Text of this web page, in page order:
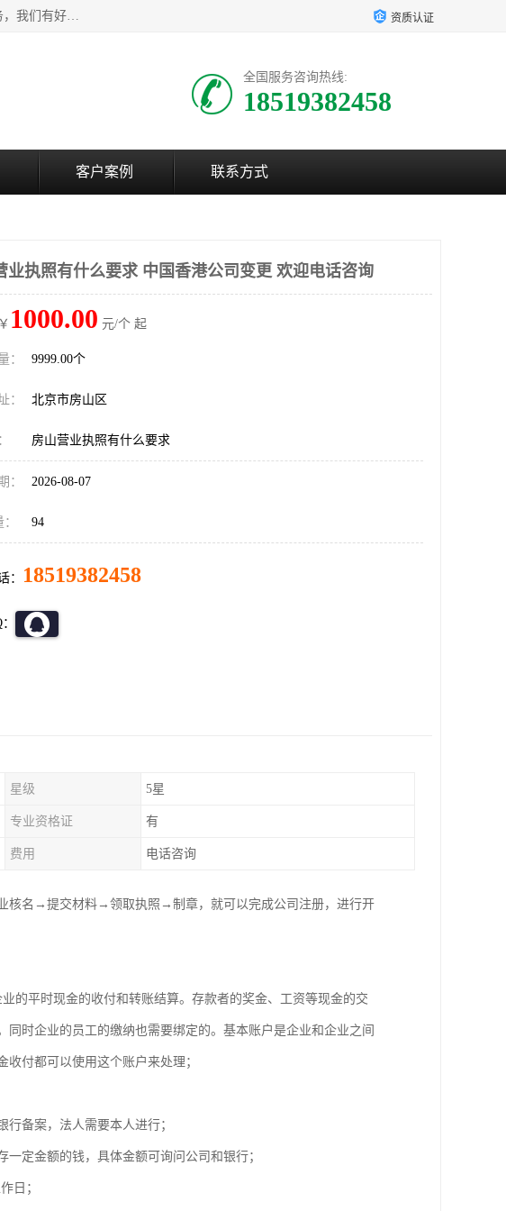
北京企铭星科技有限公司主要经营国家局疑难核名服务。我们始终为客户提供好的产品和技术支持、健全的售后服务，我们有好的产品和专业的销售和技术团队，我公司属于北京企业管理及投资咨询黄页行业，如果您对我公司的产品服务有兴趣，期待您在线留言或者来电咨询。 资质认证
全国服务咨询热线:
18519382458
客户案例 联系方式
业执照有什么要求 中国香港公司变更 欢迎电话咨询
1000.00 元/个 起
： 9999.00个
： 北京市房山区
房山营业执照有什么要求
： 2026-08-07
94
： 18519382458
星级 5星
专业资格证 有
费用 电话咨询
核名→提交材料→领取执照→制章，就可以完成公司注册，进行开
的平时现金的收付和转账结算。存款者的奖金、工资等现金的交
时企业的员工的缴纳也需要绑定的。基本账户是企业和企业之间
收付都可以使用这个账户来处理；
银行备案，法人需要本人进行；
一定金额的钱，具体金额可询问公司和银行；
工作日；